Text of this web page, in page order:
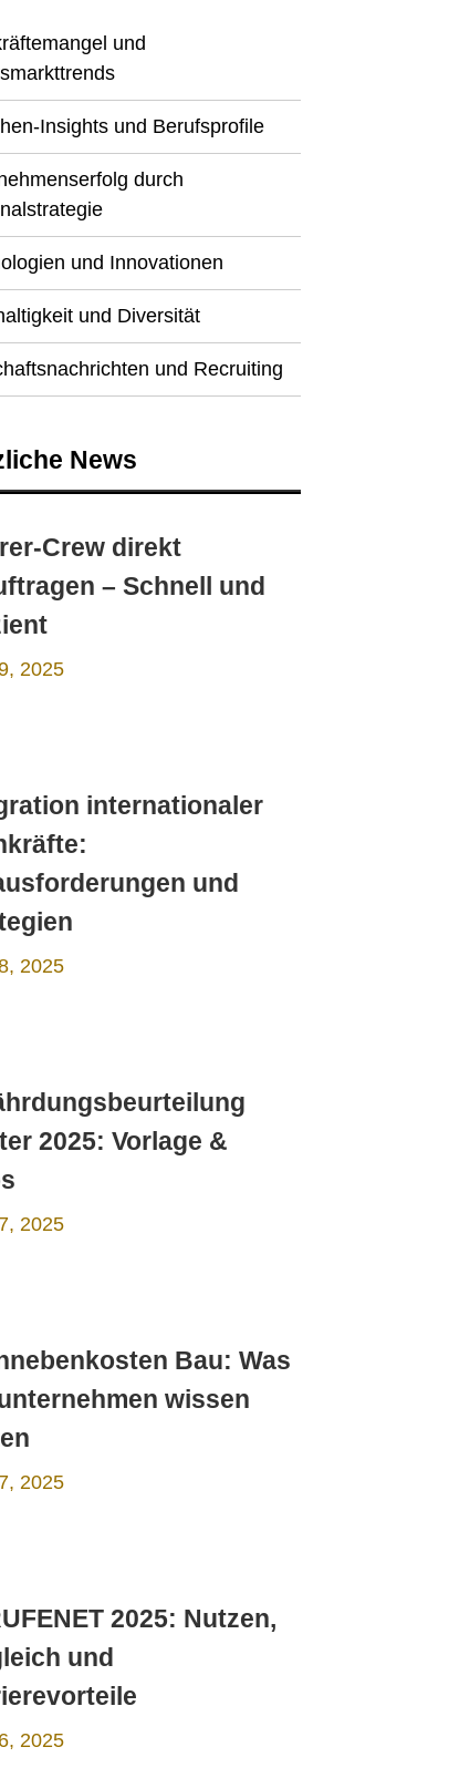
und
Insights und Berufsprofile
durch
und Innovationen
und Diversität
und Recruiting
News
Crew direkt
– Schnell und
2025
internationaler
und
2025
2025: Vorlage &
2025
Bau: Was
wissen
2025
2025: Nutzen,
und
2025